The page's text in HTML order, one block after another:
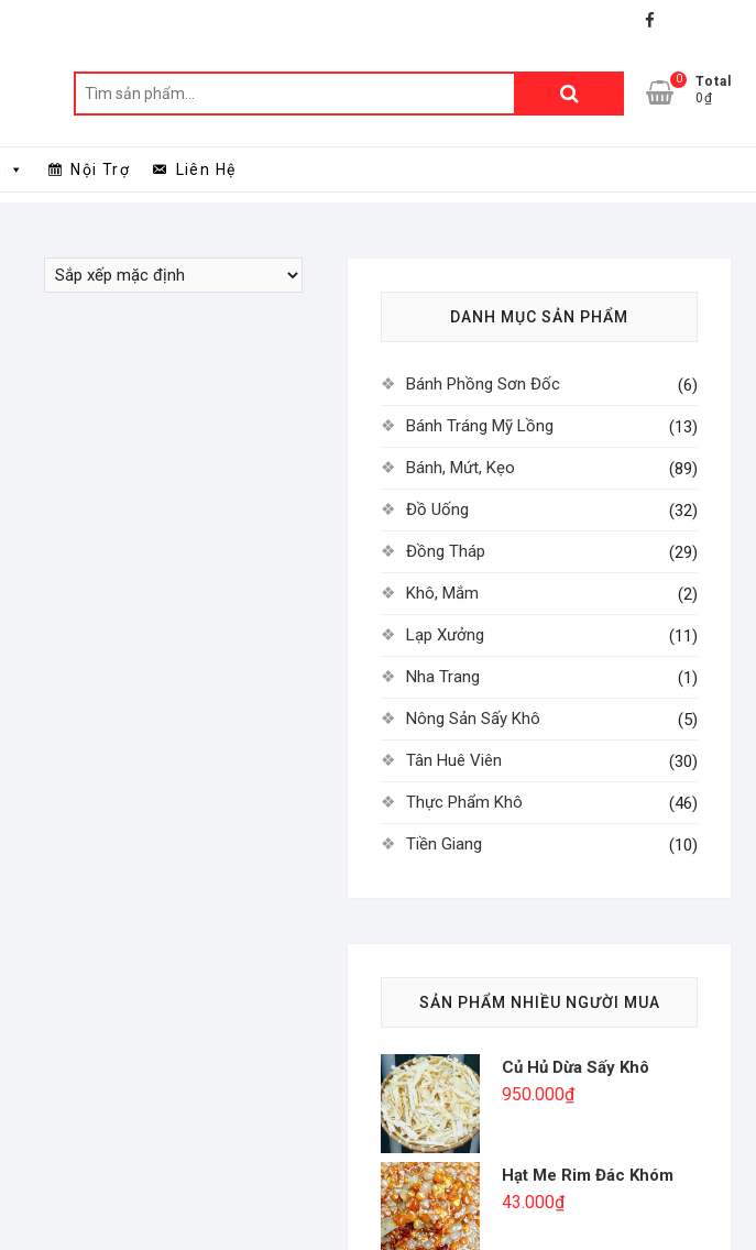
facebook
0
Total
0₫
Nội Trợ Liên Hệ
DANH MỤC SẢN PHẨM
Bánh Phồng Sơn Đốc (6)
Bánh Tráng Mỹ Lồng (13)
Bánh, Mứt, Kẹo (89)
Đồ Uống (32)
Đồng Tháp (29)
Khô, Mắm (2)
Lạp Xưởng (11)
Nha Trang (1)
Nông Sản Sấy Khô (5)
Tân Huê Viên (30)
Thực Phẩm Khô (46)
Tiền Giang (10)
SẢN PHẨM NHIỀU NGƯỜI MUA
Củ Hủ Dừa Sấy Khô
950.000₫
Hạt Me Rim Đác Khóm
43.000₫